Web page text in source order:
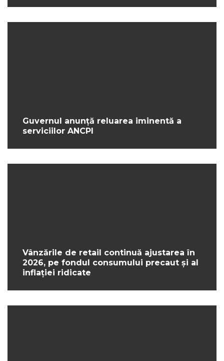
Guvernul anunță reluarea iminentă a
serviciilor ANCPI
Vânzările de retail continuă ajustarea în
2026, pe fondul consumului precaut și al
inflației ridicate